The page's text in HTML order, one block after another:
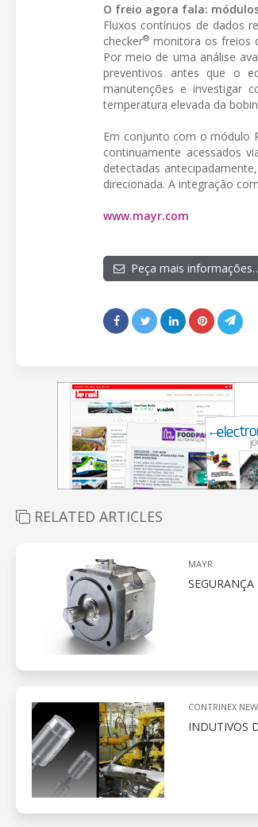
O freio agora fala:
Fluxos contínuos de dados
checker® monitora os freios
Por meio de uma análise
preventivos antes que o
manutenções e investigar
temperatura elevada da
Em conjunto com o módulo
continuamente acessados
detectadas
direcionada. A integração
www.mayr.com
Peça mais
RELATED ARTICLES
MAYR
CONTRINEX
INDUTIVOS